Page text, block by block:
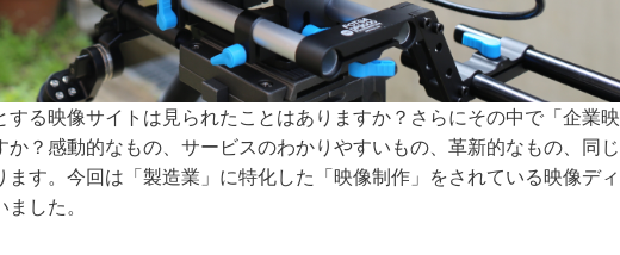
る映像サイトは見られたことはありますか？ さらにその中で「企業映
か？ 感動的なもの、サービスのわかりやすいもの、革新的なもの、同じ
す。今回は「製造業」に特化した「映像制作」をされている映像ディ
した。